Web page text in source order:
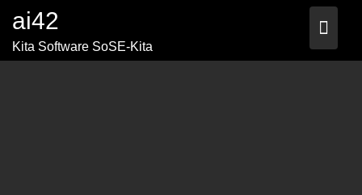
content
ai42
Kita Software SoSE-Kita